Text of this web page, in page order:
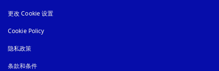
更改 Cookie 设置
Cookie Policy
隐私政策
条款和条件